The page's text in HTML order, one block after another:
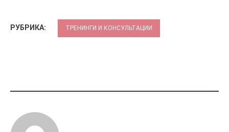
РУБРИКА: ТРЕНИНГИ И КОНСУЛЬТАЦИИ